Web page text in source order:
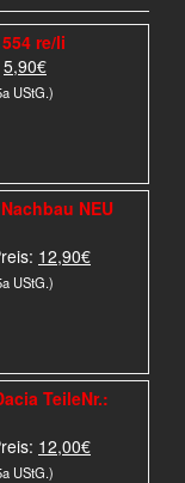
re/li
5,90€Aktueller
Preis
UStG.)
NEU
12,90€Aktueller
UStG.)
TeileNr.:
12,00€Aktueller
UStG.)